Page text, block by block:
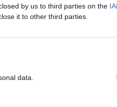
by us to third parties on the
it to other third parties.
data.
Cierpiał z powodu
walkę w czasie
we Francji oraz jej
To jednak
o sensie pracy.
jest w stanie być